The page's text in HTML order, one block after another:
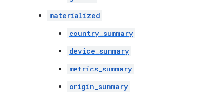
materialized
country_summary
device_summary
metrics_summary
origin_summary